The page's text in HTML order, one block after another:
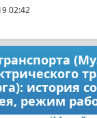
02:42
история
режим